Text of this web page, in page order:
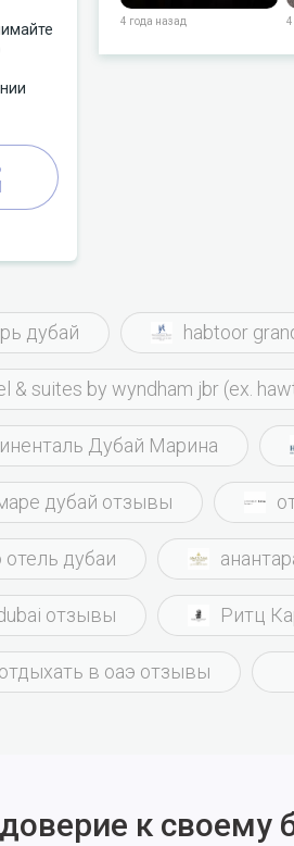
4 года назад 4
дубай habtoor
& suites by wyndham jbr (ex.
Дубай Марина
дубай отзывы
дубаи
отзывы Ритц
в оаэ отзывы
к своему